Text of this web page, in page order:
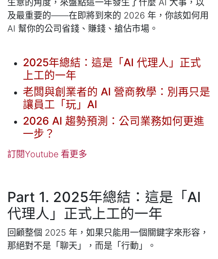
生意的角度，來盤點這一年發生了什麼 AI 大事，以
及最重要的——在即將到來的 2026 年，你該如何用
AI 幫你的公司省錢、賺錢、搶佔市場。
2025年總結：這是「AI 代理人」正式
上工的一年
老闆與創業者的 AI 營商教學：別再只是
讓員工「玩」AI
2026 AI 趨勢預測：公司業務如何更進
一步？
訂閱Youtube 看更多
Part 1. 2025年總結：這是「AI
代理人」正式上工的一年
回顧整個 2025 年，如果只能用一個關鍵字來形容，
那絕對不是「聊天」，而是「行動」。